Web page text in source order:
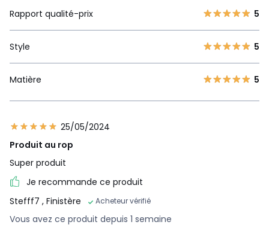
Rapport qualité-prix
5
Style 5
Matière 5
25/05/2024
Produit au rop
Super produit
Je recommande ce produit
Stefff7 , Finistère Acheteur vérifié
Vous avez ce produit depuis 1 semaine